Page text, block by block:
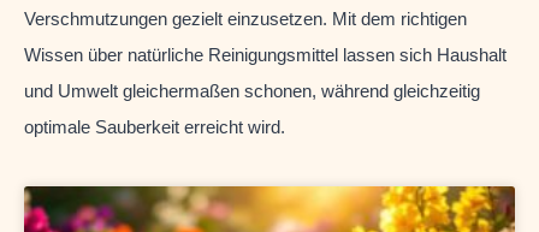
Verschmutzungen gezielt einzusetzen. Mit dem richtigen
Wissen über natürliche Reinigungsmittel lassen sich Haushalt
und Umwelt gleichermaßen schonen, während gleichzeitig
optimale Sauberkeit erreicht wird.